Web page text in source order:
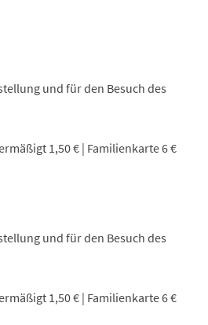
und für den Besuch des
1,50 € | Familienkarte 6 €
und für den Besuch des
1,50 € | Familienkarte 6 €